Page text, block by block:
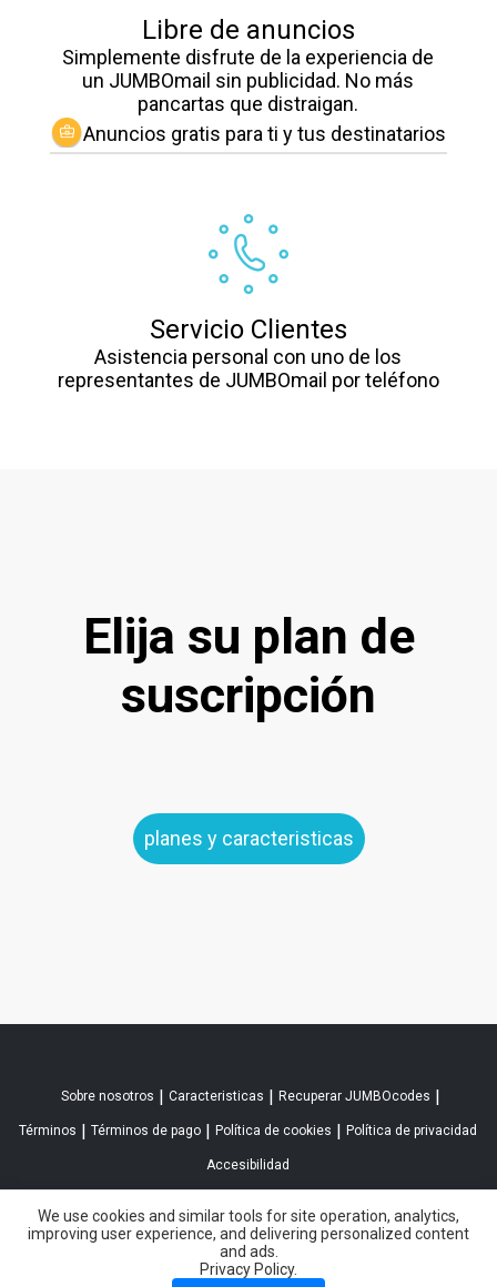
Libre de anuncios
Simplemente disfrute de la experiencia de
un JUMBOmail sin publicidad. No más
pancartas que distraigan.
Anuncios gratis para ti y tus destinatarios
Servicio Clientes
Asistencia personal con uno de los
representantes de JUMBOmail por teléfono
Elija su plan de
suscripción
planes y caracteristicas
Sobre nosotros | Caracteristicas | Recuperar JUMBOcodes |
Términos | Términos de pago | Política de cookies | Política de privacidad
Accesibilidad
We use cookies and similar tools for site operation, analytics,
improving user experience, and delivering personalized content
and ads.
Privacy Policy.